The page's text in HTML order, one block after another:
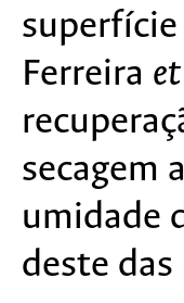
Ferreira
secagem
umidade
deste